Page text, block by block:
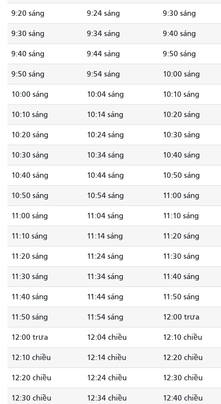
9:20 sáng 9:24 sáng 9:30 sáng
9:30 sáng 9:34 sáng 9:40 sáng
9:40 sáng 9:44 sáng 9:50 sáng
9:50 sáng 9:54 sáng 10:00 sáng
10:00 sáng 10:04 sáng 10:10 sáng
10:10 sáng 10:14 sáng 10:20 sáng
10:20 sáng 10:24 sáng 10:30 sáng
10:30 sáng 10:34 sáng 10:40 sáng
10:40 sáng 10:44 sáng 10:50 sáng
10:50 sáng 10:54 sáng 11:00 sáng
11:00 sáng 11:04 sáng 11:10 sáng
11:10 sáng 11:14 sáng 11:20 sáng
11:20 sáng 11:24 sáng 11:30 sáng
11:30 sáng 11:34 sáng 11:40 sáng
11:40 sáng 11:44 sáng 11:50 sáng
11:50 sáng 11:54 sáng 12:00 trưa
12:00 trưa 12:04 chiều 12:10 chiều
12:10 chiều 12:14 chiều 12:20 chiều
12:20 chiều 12:24 chiều 12:30 chiều
12:30 chiều 12:34 chiều 12:40 chiều